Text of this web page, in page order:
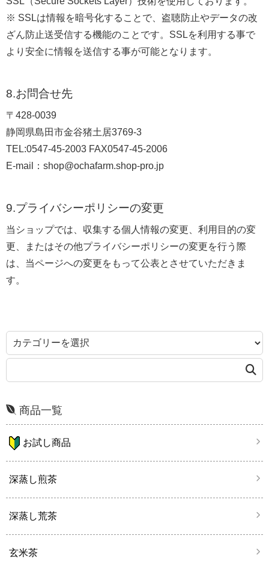
※ SSLは情報を暗号化することで、盗聴防止やデータの改
ざん防止送受信する機能のことです。SSLを利用する事で
より安全に情報を送信する事が可能となります。
8.お問合せ先
〒428-0039
静岡県島田市金谷猪土居3769-3
TEL:0547-45-2003 FAX0547-45-2006
E-mail：shop@ochafarm.shop-pro.jp
9.プライバシーポリシーの変更
当ショップでは、収集する個人情報の変更、利用目的の変
更、またはその他プライバシーポリシーの変更を行う際
は、当ページへの変更をもって公表とさせていただきま
す。
商品一覧
お試し商品
深蒸し煎茶
深蒸し荒茶
玄米茶